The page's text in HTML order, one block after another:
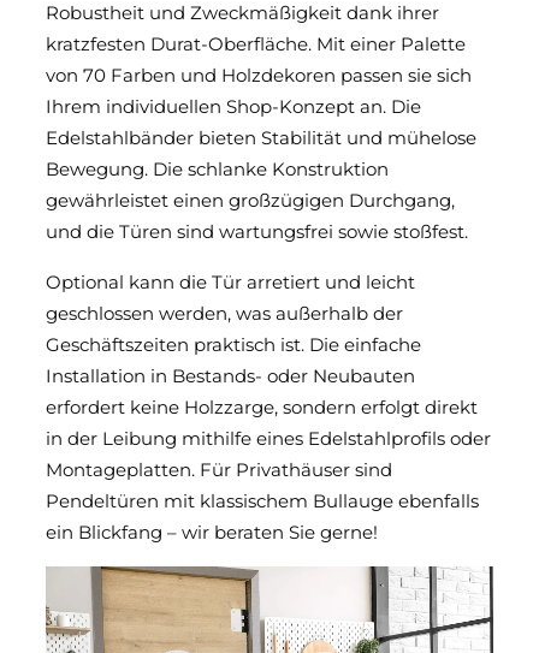
Stahl- und Edelstahltüren STS / STU
Funktionstüren für den Objektbau
Pendeltüren und Pendeltore
Isoliertüren
Robustheit und Zweckmäßigkeit dank ihrer
kratzfesten Durat-Oberfläche. Mit einer Palette
von 70 Farben und Holzdekoren passen sie sich
Ihrem individuellen Shop-Konzept an. Die
Edelstahlbänder bieten Stabilität und mühelose
Bewegung. Die schlanke Konstruktion
gewährleistet einen großzügigen Durchgang,
und die Türen sind wartungsfrei sowie stoßfest.
Optional kann die Tür arretiert und leicht
geschlossen werden, was außerhalb der
Geschäftszeiten praktisch ist. Die einfache
Installation in Bestands- oder Neubauten
erfordert keine Holzzarge, sondern erfolgt direkt
in der Leibung mithilfe eines Edelstahlprofils oder
Montageplatten. Für Privathäuser sind
Pendeltüren mit klassischem Bullauge ebenfalls
ein Blickfang – wir beraten Sie gerne!